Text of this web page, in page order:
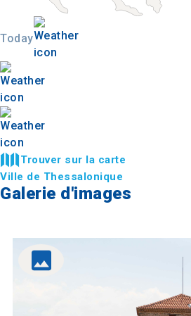
Today
Trouver sur la carte
Ville de Thessalonique
Galerie d'images